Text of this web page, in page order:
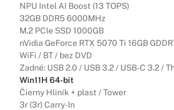
NPU Intel AI Boost (13 TOPS)
32GB DDR5 6000MHz
M.2 PCIe SSD 1000GB
nVidia GeForce RTX 5070 Ti 16GB
WiFi / BT / bez DVD
Zadné: USB 2.0 / USB 3.2 / USB-C 3.2 /
Win11H 64-bit
Čierny Hliník + plast / Tower
3r (3r) Carry-In